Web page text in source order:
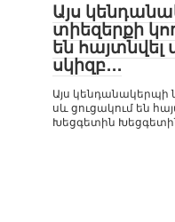
Այս
տիեզերքի
են հայտնվել
սկիզբ․․․
Այս կենդանակերպի
սև ցուցակում են
Խեցգետին